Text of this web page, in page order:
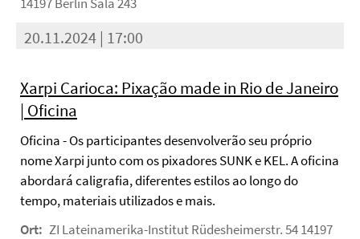
20.11.2024 | 17:00
Xarpi Carioca: Pixação made in Rio de Janeiro
| Oficina
Oficina - Os participantes desenvolverão seu próprio
nome Xarpi junto com os pixadores SUNK e KEL. A oficina
abordará caligrafia, diferentes estilos ao longo do
tempo, materiais utilizados e mais.
Ort: ZI Lateinamerika-Institut Rüdesheimerstr. 54 14197